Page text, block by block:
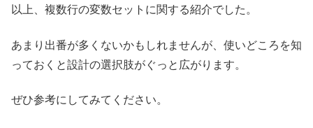
以上、複数行の変数セットに関する紹介でした。
あまり出番が多くないかもしれませんが、使いどころを知
っておくと設計の選択肢がぐっと広がります。
ぜひ参考にしてみてください。